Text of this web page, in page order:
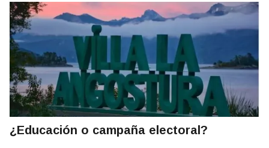
¿Educación o campaña electoral?